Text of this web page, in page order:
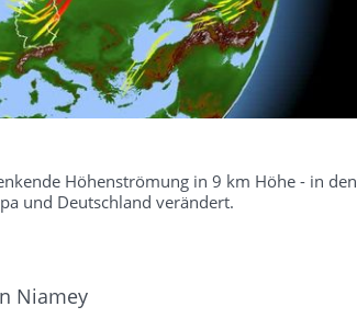
Höhenströmung in 9 km Höhe - in den
und Deutschland verändert.
Niamey